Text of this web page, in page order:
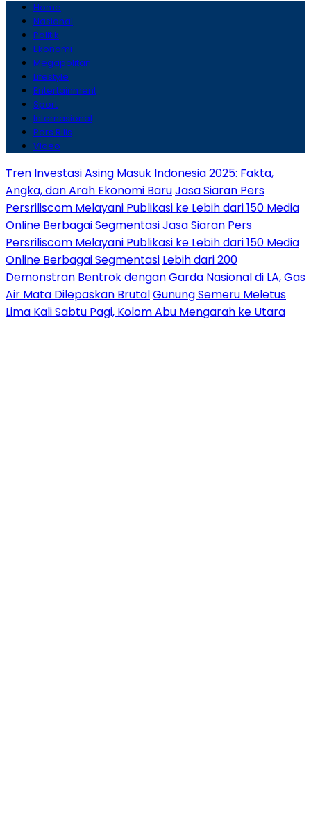
Home
Nasional
Politik
Ekonomi
Megapolitan
Lifestyle
Entertainment
Sport
Internasional
Pers Rilis
Video
Tren Investasi Asing Masuk Indonesia 2025: Fakta,
Angka, dan Arah Ekonomi BaruJasa Siaran Pers
Persriliscom Melayani Publikasi ke Lebih dari 150 Media
Online Berbagai SegmentasiJasa Siaran Pers
Persriliscom Melayani Publikasi ke Lebih dari 150 Media
Online Berbagai Segmentasi Lebih dari 200
Demonstran Bentrok dengan Garda Nasional di LA, Gas
Air Mata Dilepaskan BrutalGunung Semeru Meletus
Lima Kali Sabtu Pagi, Kolom Abu Mengarah ke Utara